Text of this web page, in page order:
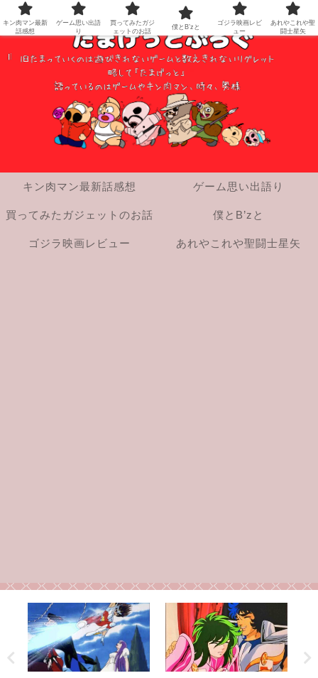
キン肉マン最新話感想 ゲーム思い出語り
買ってみたガジェットのお話 僕とB’zと
ゴジラ映画レビュー あれやこれや聖闘士星矢
キン肉マン最新
話感想
ゲーム思い出語
り
買ってみたガジ
ェットのお話
僕とB’zと
ゴジラ映画レビ
ュー
あれやこれや聖
闘士星矢